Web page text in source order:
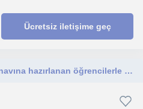
Ücretsiz iletişime geç
Üniversite sınavı ve KPSS sınavına hazırlanan öğrencilerle tarih